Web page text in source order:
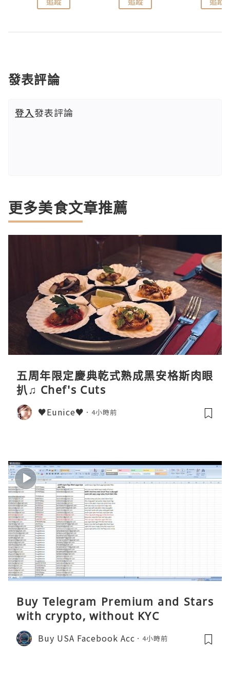
發表評論
登入發表評論
更多美食文章推薦
五周年限定慶典乾式熟成黑安格斯肉眼
扒♫ Chef's Cuts
♥Eunice♥ 4小時前
Buy Telegram Premium and Stars
with crypto, without KYC
Buy USA Facebook Acc 4小時前